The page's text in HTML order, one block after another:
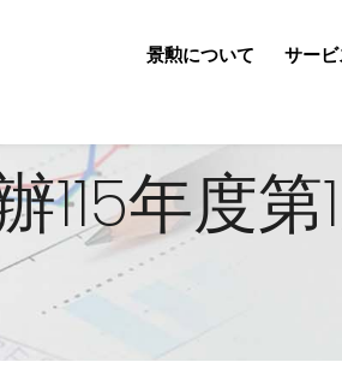
景勲について サー
115年度